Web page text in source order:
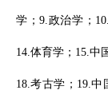
学；9.政治学；
14.体育学；15.中
18.考古学；19.